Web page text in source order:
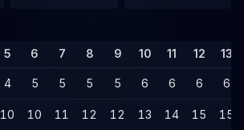
5 6 7 8 9 10 11 12 13
4 5 5 5 5 6 6 6 6
10 10 11 12 12 13 14 15 15